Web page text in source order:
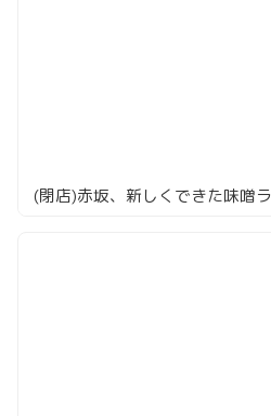
(閉店)赤坂、新しくできた味噌